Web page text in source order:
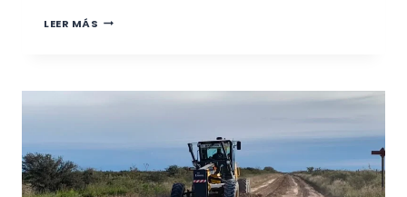
LEER MÁS ENTREGA
A